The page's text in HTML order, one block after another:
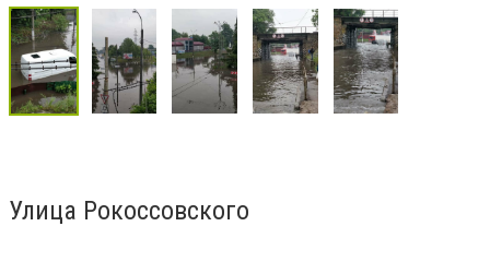
Улица Рокоссовского